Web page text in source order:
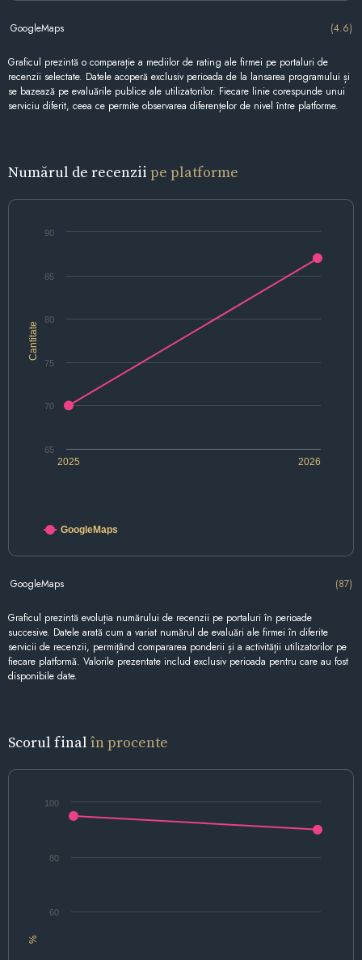
GoogleMaps (4.6)
Graficul prezintă o comparație a mediilor de rating ale firmei pe portaluri de
recenzii selectate. Datele acoperă exclusiv perioada de la lansarea programului și
se bazează pe evaluările publice ale utilizatorilor. Fiecare linie corespunde unui
serviciu diferit, ceea ce permite observarea diferențelor de nivel între platforme.
Numărul de recenzii pe platforme
Cantitate
2025 2026
65
70
75
80
85
90
GoogleMaps
GoogleMaps (87)
Graficul prezintă evoluția numărului de recenzii pe portaluri în perioade
succesive. Datele arată cum a variat numărul de evaluări ale firmei în diferite
servicii de recenzii, permițând compararea ponderii și a activității utilizatorilor pe
fiecare platformă. Valorile prezentate includ exclusiv perioada pentru care au fost
disponibile date.
Scorul final în procente
%
60
80
100